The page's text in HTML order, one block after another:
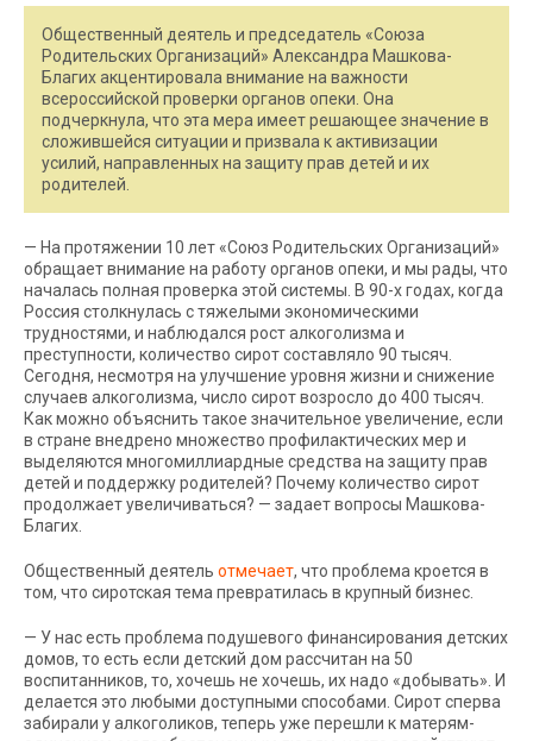
Общественный деятель и председатель «Союза
Родительских Организаций» Александра Машкова-
Благих акцентировала внимание на важности
всероссийской проверки органов опеки. Она
подчеркнула, что эта мера имеет решающее значение в
сложившейся ситуации и призвала к активизации
усилий, направленных на защиту прав детей и их
родителей.
— На протяжении 10 лет «Союз Родительских Организаций»
обращает внимание на работу органов опеки, и мы рады, что
началась полная проверка этой системы. В 90-х годах, когда
Россия столкнулась с тяжелыми экономическими
трудностями, и наблюдался рост алкоголизма и
преступности, количество сирот составляло 90 тысяч.
Сегодня, несмотря на улучшение уровня жизни и снижение
случаев алкоголизма, число сирот возросло до 400 тысяч.
Как можно объяснить такое значительное увеличение, если
в стране внедрено множество профилактических мер и
выделяются многомиллиардные средства на защиту прав
детей и поддержку родителей? Почему количество сирот
продолжает увеличиваться? — задает вопросы Машкова-
Благих.
Общественный деятель отмечает, что проблема кроется в
том, что сиротская тема превратилась в крупный бизнес.
— У нас есть проблема подушевого финансирования детских
домов, то есть если детский дом рассчитан на 50
воспитанников, то, хочешь не хочешь, их надо «добывать». И
делается это любыми доступными способами. Сирот сперва
забирали у алкоголиков, теперь уже перешли к матерям-